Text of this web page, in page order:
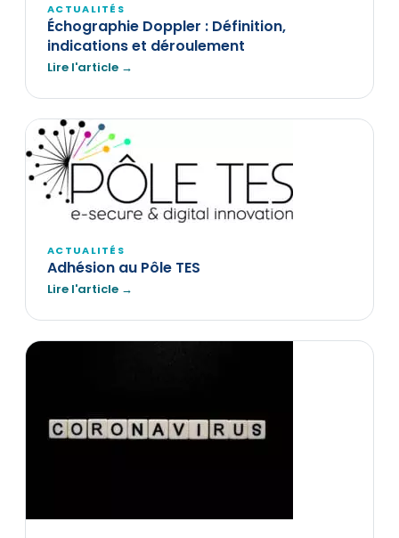
ACTUALITÉS
Échographie Doppler : Définition,
indications et déroulement
Lire l'article →
ACTUALITÉS
Adhésion au Pôle TES
Lire l'article →